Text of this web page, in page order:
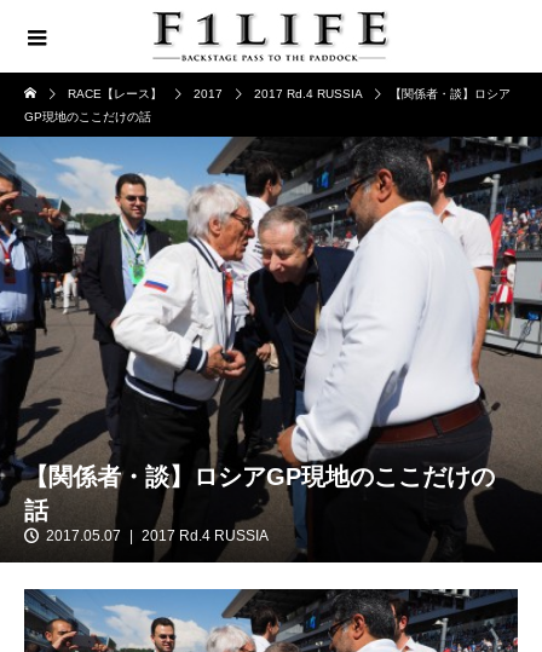
RACE【レース】 2017 2017 Rd.4 RUSSIA
【関係者・談】ロシア
GP現地のここだけの話
【関係者・談】ロシアGP現地のここだけの
話
2017.05.07 2017 Rd.4 RUSSIA